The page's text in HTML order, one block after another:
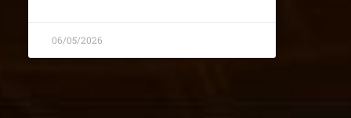
06/05/2026